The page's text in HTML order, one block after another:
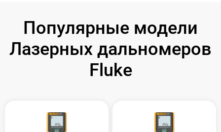
Популярные модели
Лазерных дальномеров
Fluke